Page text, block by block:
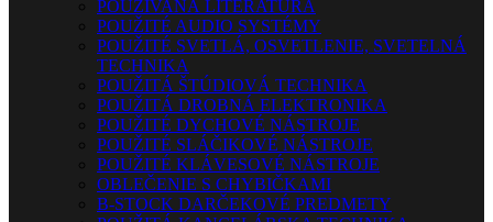
POUŽÍVANÁ LITERATÚRA
POUŽITÉ AUDIO SYSTÉMY
POUŽITÉ SVETLÁ, OSVETLENIE, SVETELNÁ
TECHNIKA
POUŽITÁ ŠTÚDIOVÁ TECHNIKA
POUŽITÁ DROBNÁ ELEKTRONIKA
POUŽITÉ DYCHOVÉ NÁSTROJE
POUŽITÉ SLÁČIKOVÉ NÁSTROJE
POUŽITÉ KLÁVESOVÉ NÁSTROJE
OBLEČENIE S CHYBIČKAMI
B-STOCK DARČEKOVÉ PREDMETY